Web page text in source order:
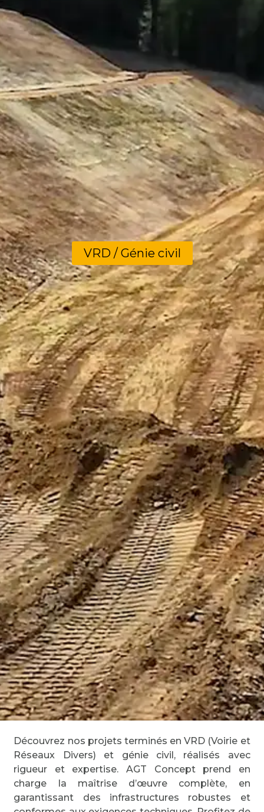
VRD / Génie civil
Découvrez nos projets terminés en VRD (Voirie et
Réseaux Divers) et génie civil, réalisés avec
rigueur et expertise. AGT Concept prend en
charge la maîtrise d’œuvre complète, en
garantissant des infrastructures robustes et